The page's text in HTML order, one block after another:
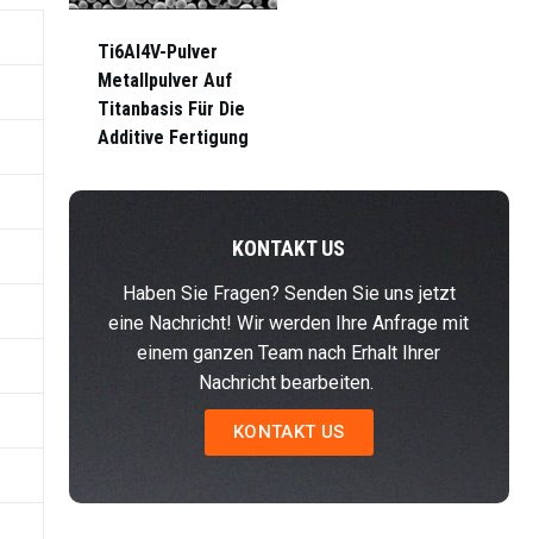
Ti6Al4V-Pulver
Metallpulver Auf
Titanbasis Für Die
Additive Fertigung
KONTAKT US
Haben Sie Fragen? Senden Sie uns jetzt
eine Nachricht! Wir werden Ihre Anfrage mit
einem ganzen Team nach Erhalt Ihrer
Nachricht bearbeiten.
KONTAKT US